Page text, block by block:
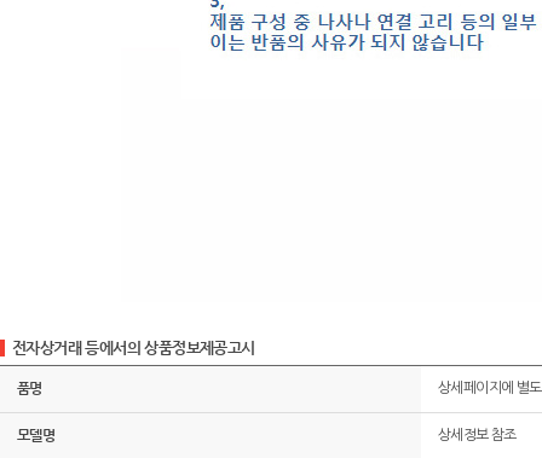
전자상거래 등에서의 상품정보제공고시
품명 상세페이지에 별
모델명 상세정보 참조